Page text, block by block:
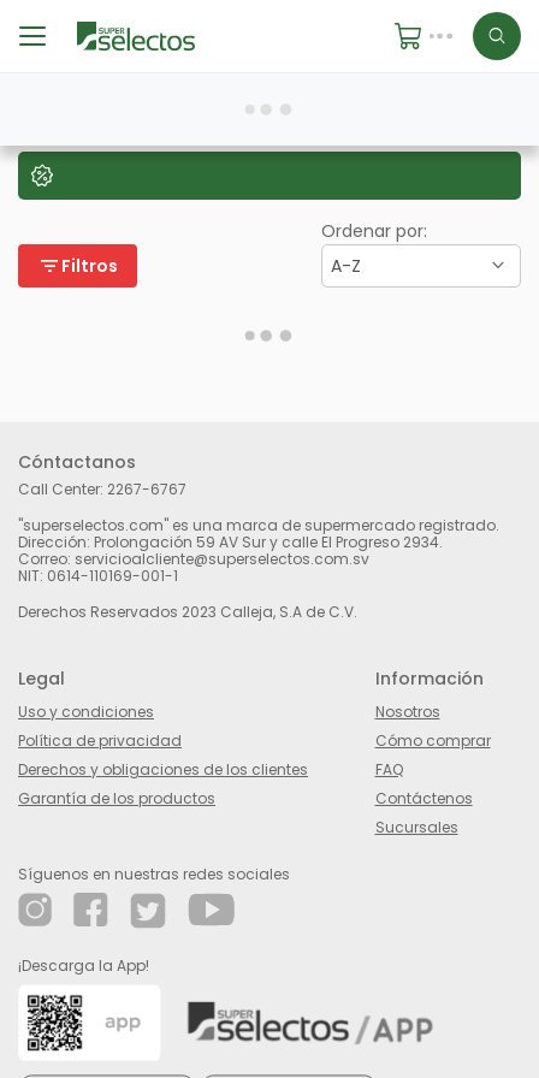
filter_list Filtros
Ordenar por:
A-Z
Cóntactanos
Call Center: 2267-6767
"superselectos.com" es una marca de supermercado registrado.
Dirección: Prolongación 59 AV Sur y calle El Progreso 2934.
Correo: servicioalcliente@superselectos.com.sv
NIT: 0614-110169-001-1
Derechos Reservados 2023 Calleja, S.A de C.V.
Legal
Uso y condiciones
Política de privacidad
Derechos y obligaciones de los clientes
Garantía de los productos
Información
Nosotros
Cómo comprar
FAQ
Contáctenos
Sucursales
Síguenos en nuestras redes sociales
¡Descarga la App!